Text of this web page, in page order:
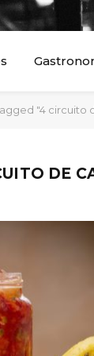
"4 circuito
DE